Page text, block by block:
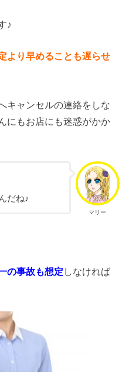
♪
より早めることも遅らせ
キャンセルの連絡をしな
にもお店にも迷惑がかか
マリー
だね♪
の事故も想定 しなければ